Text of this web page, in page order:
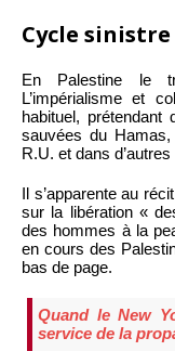
Cycle sinistre
En Palestine le
L’impérialisme et
habituel, prétendant
sauvées du
R.U. et dans
Il s’apparente au
sur la libération «
des hommes à la
en cours des
bas de page.
Quand le New
service de la